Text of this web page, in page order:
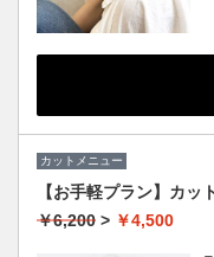
カットメニュー
【お手軽プラン】カ
￥6,200 > ￥4,500